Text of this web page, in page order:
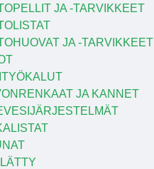
JA -TARVIKKEET
JA -TARVIKKEET
JA KANNET